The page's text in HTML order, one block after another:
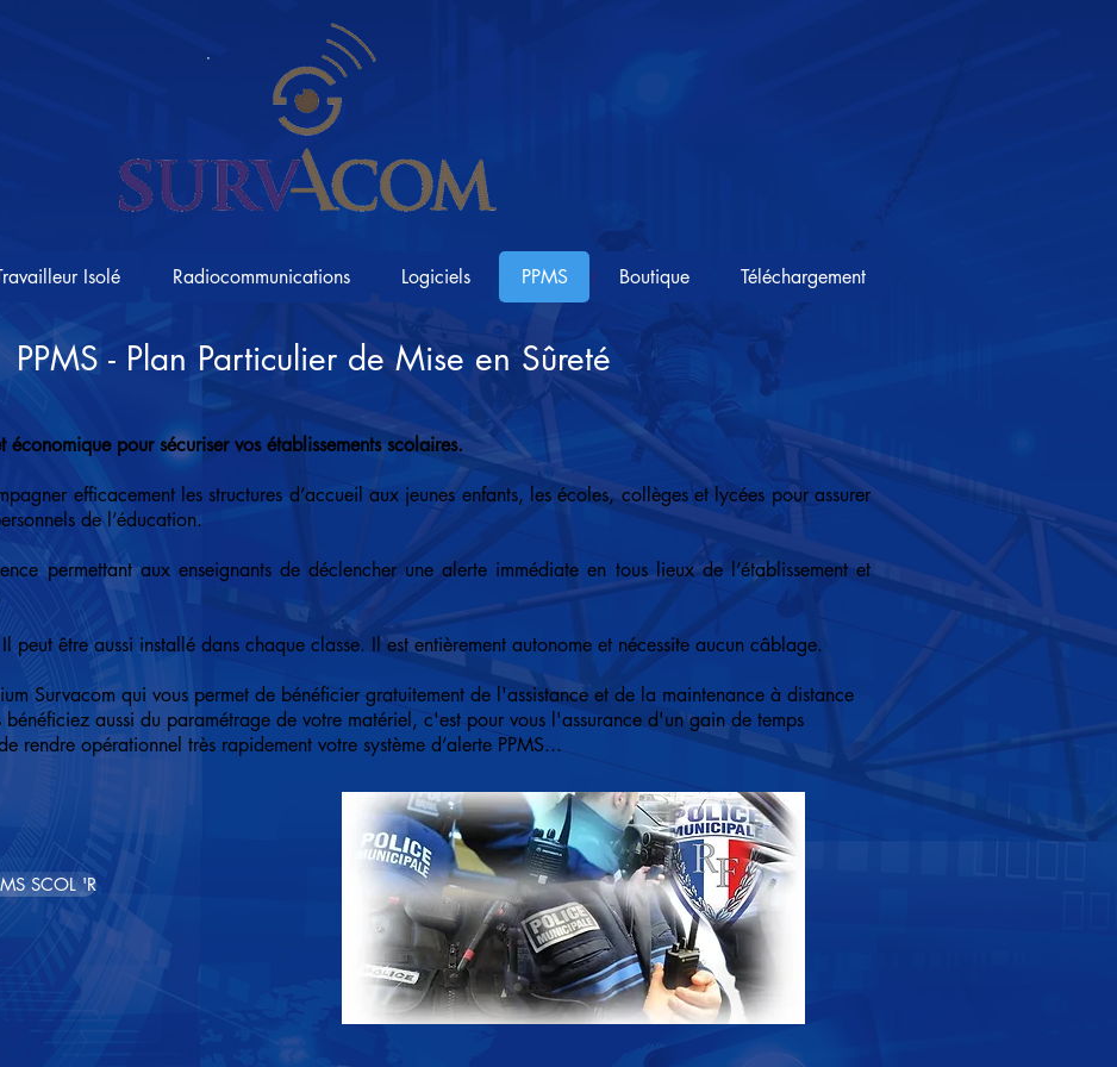
Isolé Radiocommunications Logiciels PPMS Boutique Téléchargement
PPMS - Plan Particulier de Mise en Sûreté
économique pour sécuriser vos établissements scolaires.
efficacement les structures d’accueil aux jeunes enfants, les écoles, collèges et lycées pour assurer
de l’éducation.
permettant aux enseignants de déclencher une alerte immédiate en tous lieux de l’établissement et
peut être aussi installé dans chaque classe. Il est entièrement autonome et nécessite aucun câblage.
Survacom qui vous permet de bénéficier gratuitement de l'assistance et de la maintenance à distance
bénéficiez aussi du paramétrage de votre matériel, c'est pour vous l'assurance d'un gain de temps
rendre opérationnel très rapidement votre système d’alerte PPMS...
SCOL 'R